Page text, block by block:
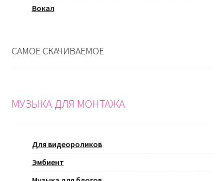
Вокал
САМОЕ СКАЧИВАЕМОЕ
МУЗЫКА ДЛЯ МОНТАЖА
Для видеороликов
Эмбиент